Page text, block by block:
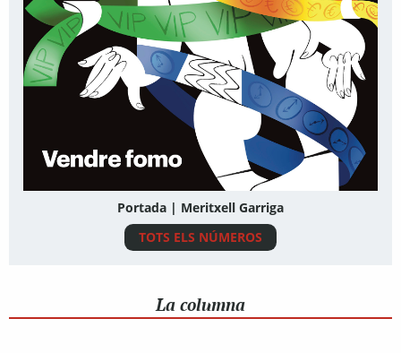
Portada | Meritxell Garriga
TOTS ELS NÚMEROS
La columna